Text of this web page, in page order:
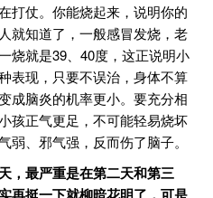
打仗。你能烧起来，说明你的
就知道了，一般感冒发烧，老
烧就是39、40度，这正说明小
表现，只要不误治，身体不算
成脑炎的机率更小。要充分相
孩正气更足，不可能轻易烧坏
弱、邪气强，反而伤了脑子。
，最严重是在第二天和第三